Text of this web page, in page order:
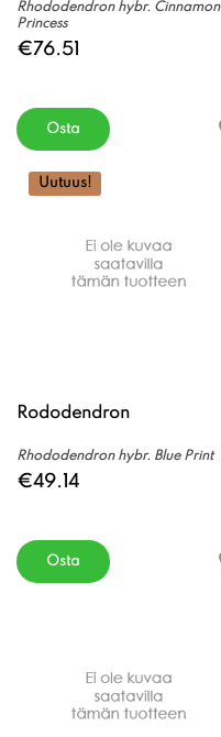
Rhododendron hybr. Cinnamon
Princess
€76.51
Osta
Uutuus!
Rododendron
Rhododendron hybr. Blue Print
€49.14
Osta